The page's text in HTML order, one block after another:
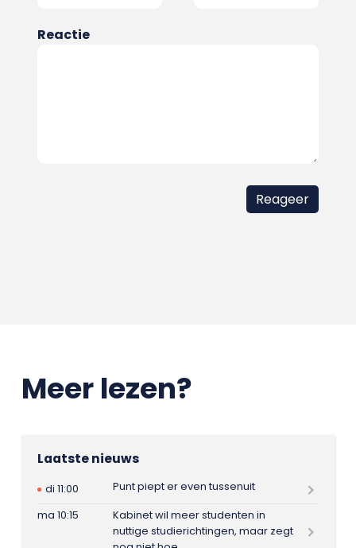
Reactie
Meer lezen?
Laatste nieuws
di 11:00
Punt piept er even tussenuit
ma 10:15
Kabinet wil meer studenten in
nuttige studierichtingen, maar zegt